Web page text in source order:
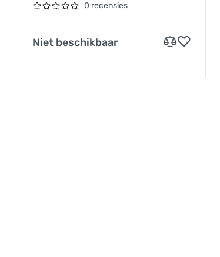
0 recensies
Niet beschikbaar